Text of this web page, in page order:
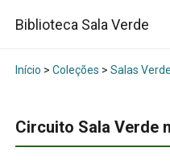
Biblioteca Sala Verde
Início > Coleções > Salas
Circuito Sala Verde